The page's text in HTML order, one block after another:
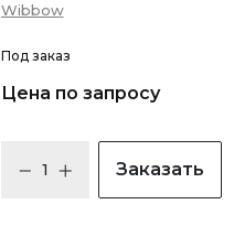
Wibbow
Под заказ
Цена по запросу
Заказать